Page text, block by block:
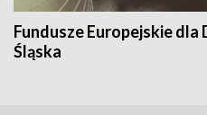
Fundusze Europejskie dla
Śląska